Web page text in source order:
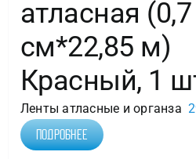
атласная (0,7
см*22,85 м)
Красный, 1
Ленты атласные и органза
Подробнее